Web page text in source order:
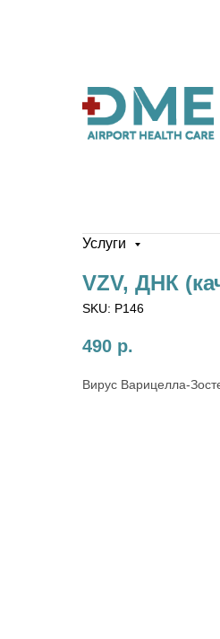
Услуги
VZV, ДНК
SKU: P146
490 р.
Вирус Варицелла-